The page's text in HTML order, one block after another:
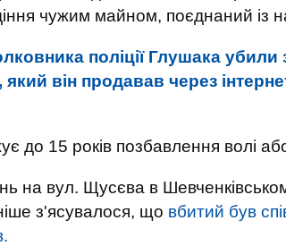
чужим майном, поєднаний із
поліції Глушака
він продавав через
до 15 років позбавлення волі
на вул. Щусєва в
з'ясувалося, що вбитий був